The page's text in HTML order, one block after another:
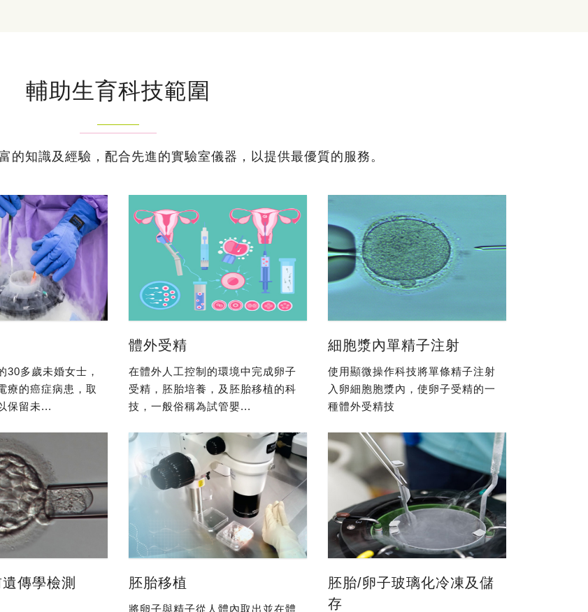
輔助生育科技範圍
的知識及經驗，配合先進的實驗室儀器，以提供最優質的服務。
30多歲未婚女士，
療的癌症病患，取
保留未...
體外受精
在體外人工控制的環境中完成卵子
受精，胚胎培養，及胚胎移植的科
技，一般俗稱為試管嬰...
細胞漿內單精子注射
使用顯微操作科技將單條精子注射
入卵細胞胞漿內，使卵子受精的一
種體外受精技
傳學檢測
胚胎移植
將卵子與精子從人體內取出並在體
胚胎/卵子玻璃化冷凍及儲
存